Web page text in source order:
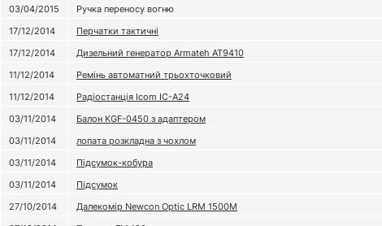
03/04/2015
Ручка переносу вогню
17/12/2014
Перчатки тактичні
17/12/2014
Дизельний генератор Armateh AT9410
11/12/2014
Ремінь автоматний трьохточковий
11/12/2014
Радіостанція Icom IC-A24
03/11/2014
Балон KGF-0450 з адаптером
03/11/2014
лопата розкладна з чохлом
03/11/2014
Підсумок-кобура
03/11/2014
Підсумок
27/10/2014
Далекомір Newcon Optic LRM 1500M